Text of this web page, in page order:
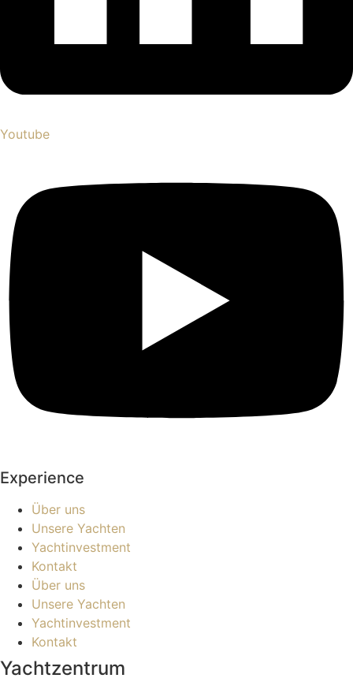
Youtube
Experience
Über uns
Unsere Yachten
Yachtinvestment
Kontakt
Über uns
Unsere Yachten
Yachtinvestment
Kontakt
Yachtzentrum